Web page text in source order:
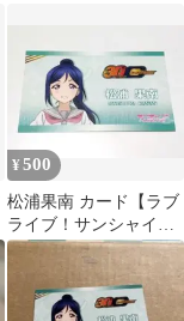
BOX
¥500
松浦果南 カード【ラブ
ライブ！サンシャイ
ン！！】